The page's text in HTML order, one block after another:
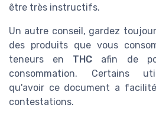
être très instructifs.
Un autre conseil, gardez
des produits que vous
teneurs en THC afin de
consommation. Certains
qu'avoir ce document a
contestations.